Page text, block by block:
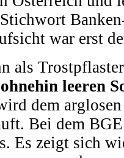
war erst
als
leeren
dem
Bei dem
Es zeigt sich